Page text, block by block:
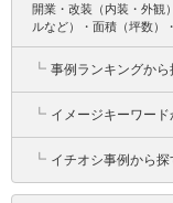
開業・改装（内装・外観
ルなど）・面積（坪数）
┗ 事例ランキングから
┗ イメージキーワー
┗ イチオシ事例から探